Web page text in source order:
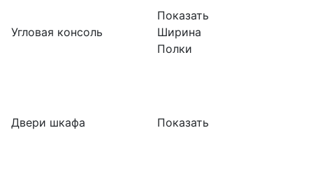
Угловая консоль
Двери шкафа
Показать
Ширина
Полки
Показать